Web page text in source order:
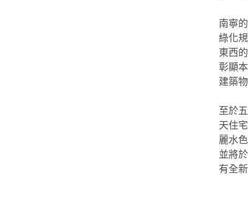
南寧
綠化
東西
彰顯
建築
至於
天住
麗水
並將
有全